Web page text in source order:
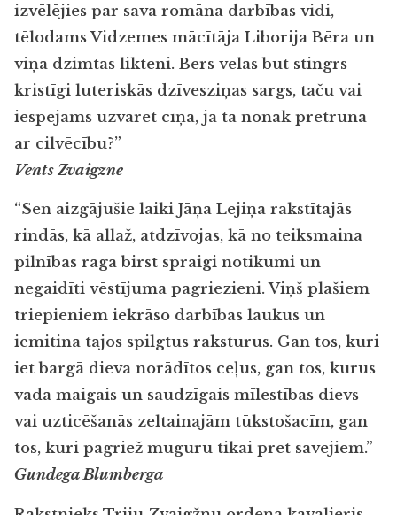
izvēlējies par sava romāna darbības vidi,
tēlodams Vidzemes mācītāja Liborija Bēra un
viņa dzimtas likteni. Bērs vēlas būt stingrs
kristīgi luteriskās dzīvesziņas sargs, taču vai
iespējams uzvarēt cīņā, ja tā nonāk pretrunā
ar cilvēcību?”
Vents Zvaigzne
“Sen aizgājušie laiki Jāņa Lejiņa rakstītajās
rindās, kā allaž, atdzīvojas, kā no teiksmaina
pilnības raga birst spraigi notikumi un
negaidīti vēstījuma pagriezieni. Viņš plašiem
triepieniem iekrāso darbības laukus un
iemitina tajos spilgtus raksturus. Gan tos, kuri
iet bargā dieva norādītos ceļus, gan tos, kurus
vada maigais un saudzīgais mīlestības dievs
vai uzticēšanās zeltainajām tūkstošacīm, gan
tos, kuri pagriež muguru tikai pret savējiem.”
Gundega Blumberga